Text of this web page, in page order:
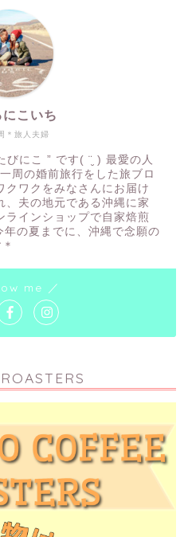
＊旅人夫婦
こいち
びにこ ” です( ¨̮ ) 最愛の人
周の婚前旅行をした旅ブロ
クワクをみなさんにお届け
、夫の地元である沖縄に家
ラインショップで自家焙煎
の夏までに、沖縄で念願の
me ／